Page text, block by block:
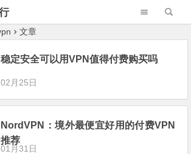
文章
稳定安全可以用VPN值得付费购买吗
02月25日
NordVPN：境外最便宜好用的付费VPN
推荐
01月31日